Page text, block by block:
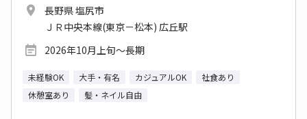
長野県 塩尻市
ＪＲ中央本線(東京－松本) 広丘駅
2026年10月上旬～長期
未経験OK 大手・有名 カジュアルOK
社食あり
休憩室あり
髪・ネイル自由